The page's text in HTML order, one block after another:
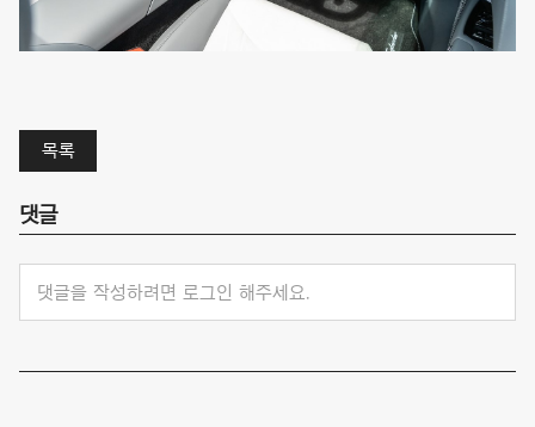
목록
댓글
댓글을 작성하려면 로그인 해주세요.